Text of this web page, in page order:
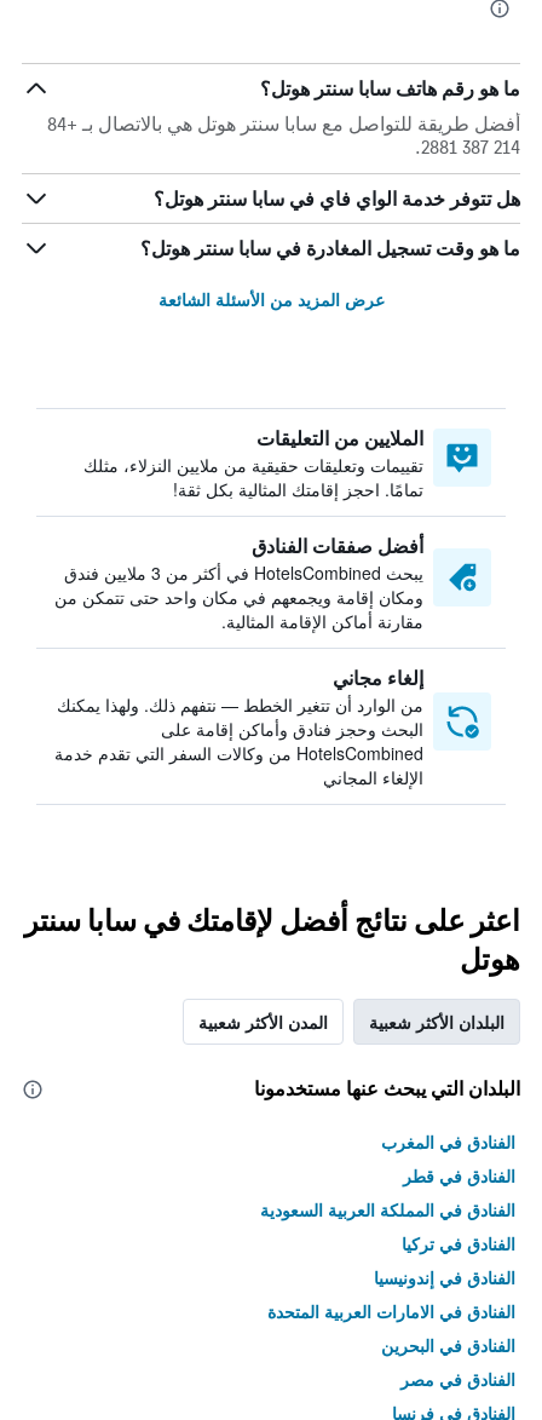
ما هو رقم هاتف سابا سنتر هوتل؟
أفضل طريقة للتواصل مع سابا سنتر هوتل هي بالاتصال بـ +84
214 387 2881.
هل تتوفر خدمة الواي فاي في سابا سنتر هوتل؟
ما هو وقت تسجيل المغادرة في سابا سنتر هوتل؟
عرض المزيد من الأسئلة الشائعة
الملايين من التعليقات
تقييمات وتعليقات حقيقية من ملايين النزلاء، مثلك
تمامًا. احجز إقامتك المثالية بكل ثقة!
أفضل صفقات الفنادق
يبحث HotelsCombined في أكثر من 3 ملايين فندق
ومكان إقامة ويجمعهم في مكان واحد حتى تتمكن من
مقارنة أماكن الإقامة المثالية.
إلغاء مجاني
من الوارد أن تتغير الخطط — نتفهم ذلك. ولهذا يمكنك
البحث وحجز فنادق وأماكن إقامة على
HotelsCombined من وكالات السفر التي تقدم خدمة
الإلغاء المجاني
اعثر على نتائج أفضل لإقامتك في سابا سنتر
هوتل
البلدان الأكثر شعبية المدن الأكثر شعبية
البلدان التي يبحث عنها مستخدمونا
الفنادق في المغرب
الفنادق في قطر
الفنادق في المملكة العربية السعودية
الفنادق في تركيا
الفنادق في إندونيسيا
الفنادق في الامارات العربية المتحدة
الفنادق في البحرين
الفنادق في مصر
الفنادق في فرنسا